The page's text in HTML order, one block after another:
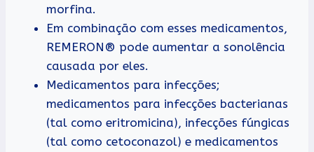
morfina.
Em combinação com esses medicamentos,
REMERON® pode aumentar a sonolência
causada por eles.
Medicamentos para infecções;
medicamentos para infecções bacterianas
(tal como eritromicina), infecções fúngicas
(tal como cetoconazol) e medicamentos